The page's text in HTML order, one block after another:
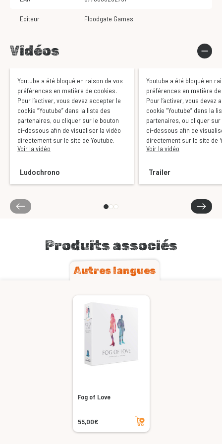
Editeur Floodgate Games
Vidéos
Youtube a été bloqué en raison de vos
préférences en matière de cookies.
Pour l’activer, vous devez accepter le
cookie “Youtube” dans la liste des
partenaires, ou cliquer sur le bouton
ci-dessous afin de visualiser la vidéo
directement sur le site de Youtube.
Voir la vidéo
Ludochrono
Youtube a été bloqué en
préférences en matière
Pour l’activer, vous devez
cookie “Youtube” dans la
partenaires, ou cliquer sur
ci-dessous afin de
directement sur le site de
Voir la vidéo
Trailer
Produits associés
Autres langues
Fog of Love
55,00€
Ajouter au panier